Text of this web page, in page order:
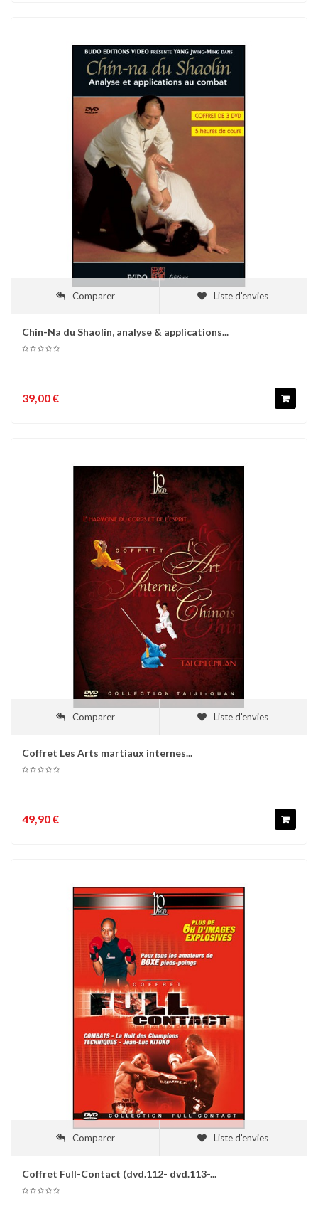
Comparer Liste d'envies
Chin-Na du Shaolin, analyse & applications...
39,00 €
Comparer Liste d'envies
Coffret Les Arts martiaux internes...
49,90 €
Comparer Liste d'envies
Coffret Full-Contact (dvd.112- dvd.113-...